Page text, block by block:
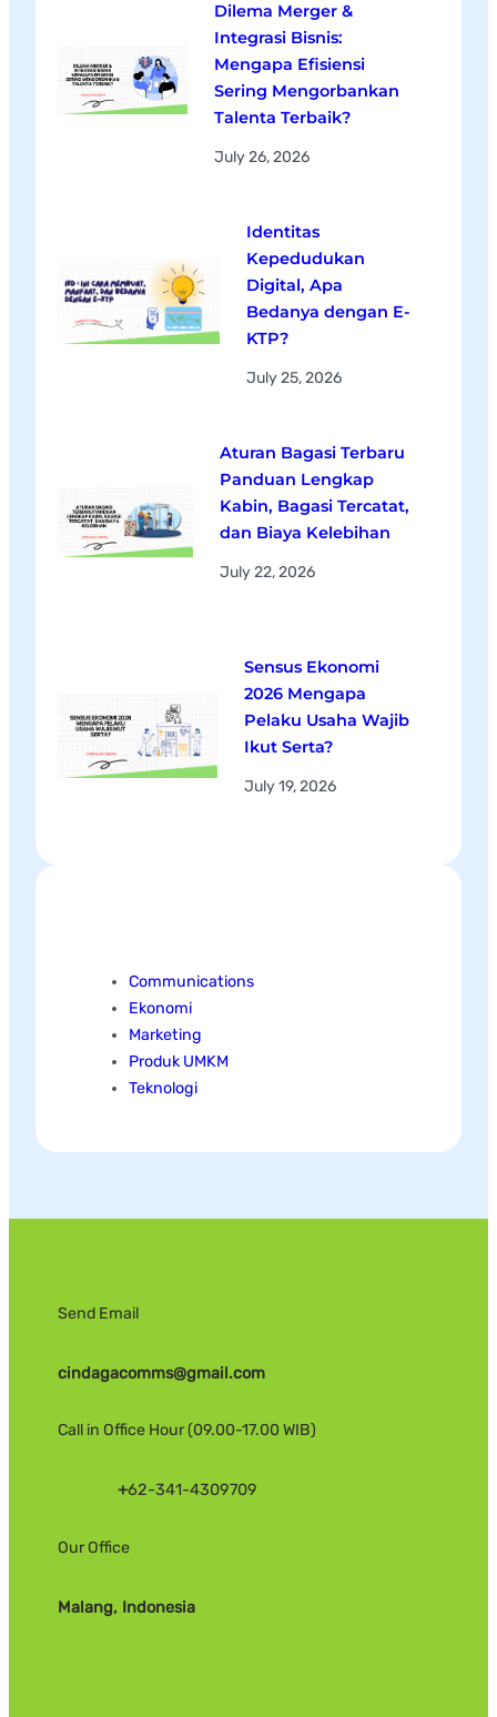
Dilema Merger &
Integrasi Bisnis:
Mengapa Efisiensi
Sering Mengorbankan
Talenta Terbaik?
July 26, 2026
Identitas
Kepedudukan
Digital, Apa
Bedanya dengan E-
KTP?
July 25, 2026
Aturan Bagasi Terbaru
Panduan Lengkap
Kabin, Bagasi Tercatat,
dan Biaya Kelebihan
July 22, 2026
Sensus Ekonomi
2026 Mengapa
Pelaku Usaha Wajib
Ikut Serta?
July 19, 2026
Communications
Ekonomi
Marketing
Produk UMKM
Teknologi
Send Email
cindagacomms@gmail.com
Call in Office Hour (09.00-17.00 WIB)
+62-341-4309709
Our Office
Malang, Indonesia